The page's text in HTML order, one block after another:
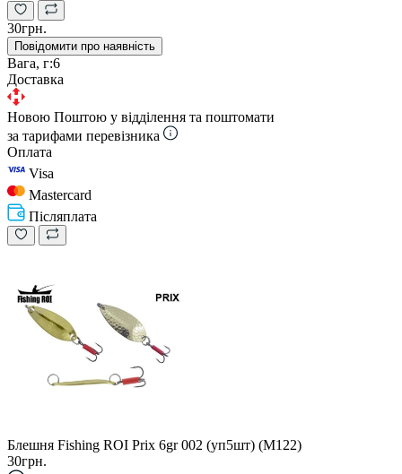
30грн.
Повідомити про наявність
Вага, г:6
Доставка
Новою Поштою у відділення та поштомати
за тарифами перевізника
Оплата
Visa
Mastercard
Післяплата
Блешня Fishing ROI Prix 6gr 002 (уп5шт) (M122)
30грн.